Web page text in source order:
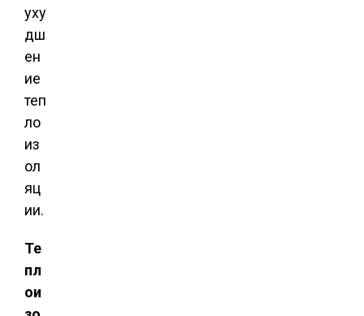
уху
дш
ен
ие
теп
ло
из
ол
яц
ии.
Те
пл
ои